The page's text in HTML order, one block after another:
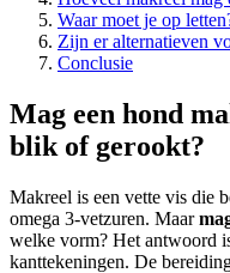
Waar moet je op
Zijn er alternatieven
Conclusie
Mag een hond
blik of gerookt?
Makreel is een vette vis die
omega 3-vetzuren. Maar
welke vorm? Het antwoord
kanttekeningen. De